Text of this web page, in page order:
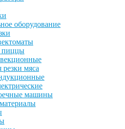
оборудование
пиццы
мяса
машины